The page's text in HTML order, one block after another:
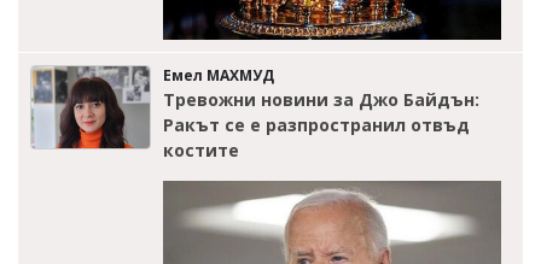
Емел МАХМУД
Тревожни новини за Джо Байдън:
Ракът се е разпространил отвъд
костите